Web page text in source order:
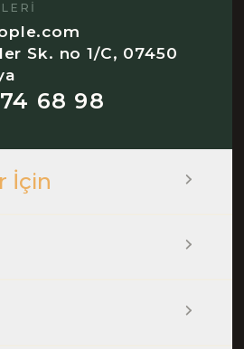
Sk. no 1/C, 07450
68 98
İçin